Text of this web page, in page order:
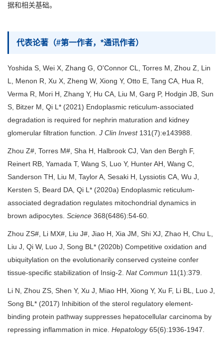
据和相关基础。
代表论著（#第一作者，*通讯作者）
Yoshida S, Wei X, Zhang G, O'Connor CL, Torres M, Zhou Z, Lin
L, Menon R, Xu X, Zheng W, Xiong Y, Otto E, Tang CA, Hua R,
Verma R, Mori H, Zhang Y, Hu CA, Liu M, Garg P, Hodgin JB, Sun
S, Bitzer M, Qi L* (2021) Endoplasmic reticulum-associated
degradation is required for nephrin maturation and kidney
glomerular filtration function. J Clin Invest131(7):e143988.
Zhou Z#, Torres M#, Sha H, Halbrook CJ, Van den Bergh F,
Reinert RB, Yamada T, Wang S, Luo Y, Hunter AH, Wang C,
Sanderson TH, Liu M, Taylor A, Sesaki H, Lyssiotis CA, Wu J,
Kersten S, Beard DA, Qi L* (2020a) Endoplasmic reticulum-
associated degradation regulates mitochondrial dynamics in
brown adipocytes. Science 368(6486):54-60.
Zhou ZS#, Li MX#, Liu J#, Jiao H, Xia JM, Shi XJ, Zhao H, Chu L,
Liu J, Qi W, Luo J, Song BL* (2020b) Competitive oxidation and
ubiquitylation on the evolutionarily conserved cysteine confer
tissue-specific stabilization of Insig-2. Nat Commun 11(1):379.
Li N, Zhou ZS, Shen Y, Xu J, Miao HH, Xiong Y, Xu F, Li BL, Luo J,
Song BL* (2017) Inhibition of the sterol regulatory element-
binding protein pathway suppresses hepatocellular carcinoma by
repressing inflammation in mice. Hepatology65(6):1936-1947.